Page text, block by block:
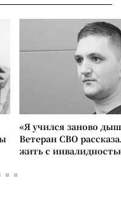
«Я учился заново
Ветеран СВО
жить с